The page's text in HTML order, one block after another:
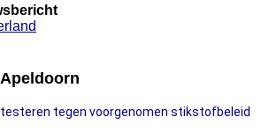
tegen voorgenomen stikstofbeleid